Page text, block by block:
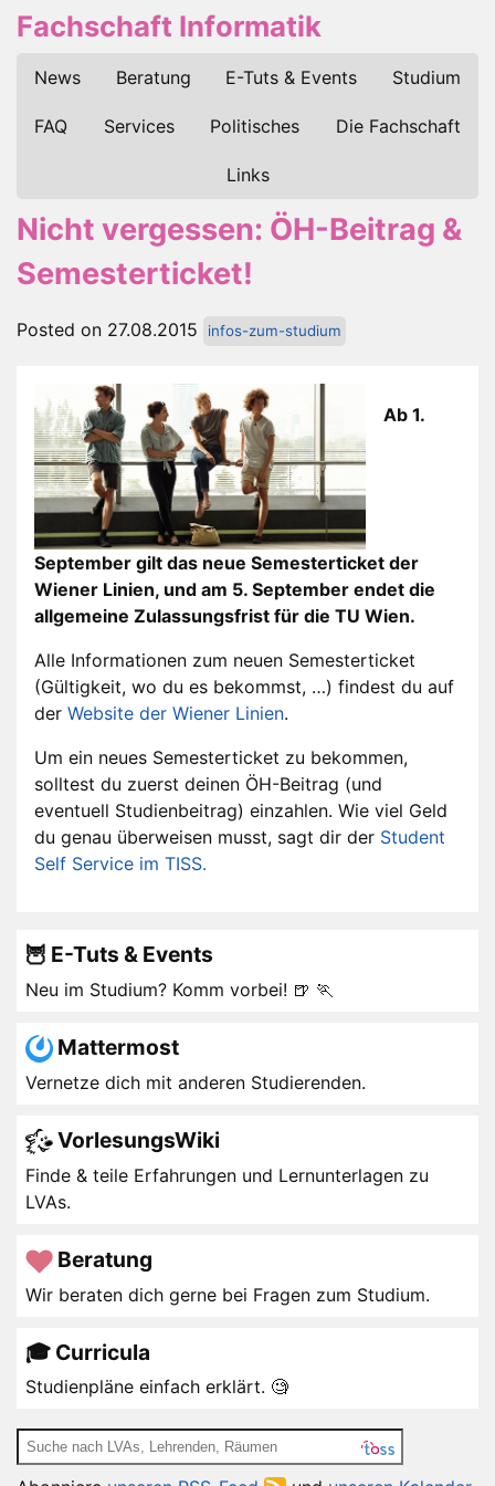
Fachschaft Informatik
News Beratung E-Tuts & Events Studium
FAQ Services Politisches Die Fachschaft
Links
Nicht vergessen: ÖH-Beitrag &
Semesterticket!
Posted on 27.08.2015 infos-zum-studium
Ab 1.
September gilt das neue Semesterticket der
Wiener Linien, und am 5. September endet die
allgemeine Zulassungsfrist für die TU Wien.
Alle Informationen zum neuen Semesterticket
(Gültigkeit, wo du es bekommst, …) findest du auf
der Website der Wiener Linien.
Um ein neues Semesterticket zu bekommen,
solltest du zuerst deinen ÖH-Beitrag (und
eventuell Studienbeitrag) einzahlen. Wie viel Geld
du genau überweisen musst, sagt dir der Student
Self Service im TISS.
🦉 E-Tuts & Events
Neu im Studium? Komm vorbei! 🍺 🏃
Mattermost
Vernetze dich mit anderen Studierenden.
VorlesungsWiki
Finde & teile Erfahrungen und Lernunterlagen zu
LVAs.
Beratung
Wir beraten dich gerne bei Fragen zum Studium.
🎓 Curricula
Studienpläne einfach erklärt. 🧐